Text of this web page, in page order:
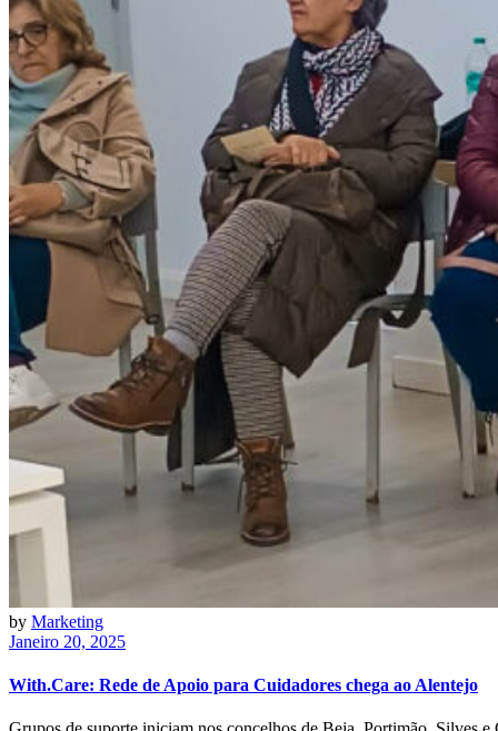
by Marketing
Janeiro 20, 2025
With.Care: Rede de Apoio para Cuidadores chega ao Alentejo